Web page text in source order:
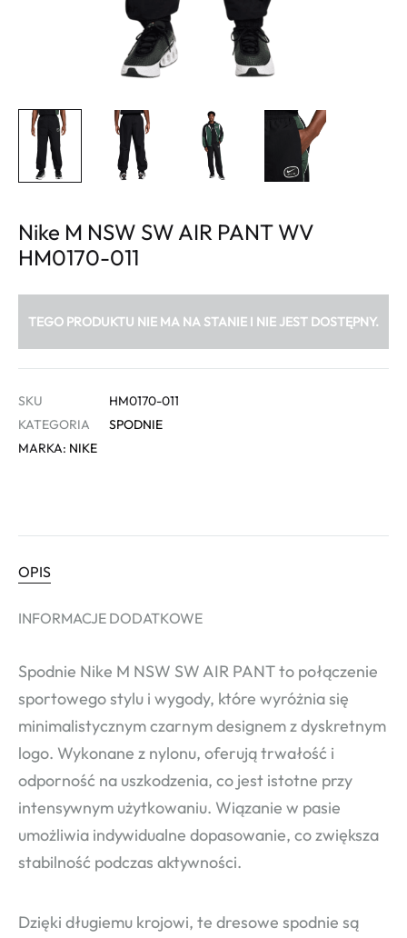
Nike M NSW SW AIR PANT WV
HM0170-011
TEGO PRODUKTU NIE MA NA STANIE I NIE JEST DOSTĘPNY.
SKU
HM0170-011
KATEGORIA
SPODNIE
MARKA: NIKE
OPIS
INFORMACJE DODATKOWE
Spodnie Nike M NSW SW AIR PANT to połączenie
sportowego stylu i wygody, które wyróżnia się
minimalistycznym czarnym designem z dyskretnym
logo. Wykonane z nylonu, oferują trwałość i
odporność na uszkodzenia, co jest istotne przy
intensywnym użytkowaniu. Wiązanie w pasie
umożliwia indywidualne dopasowanie, co zwiększa
stabilność podczas aktywności.
Dzięki długiemu krojowi, te dresowe spodnie są